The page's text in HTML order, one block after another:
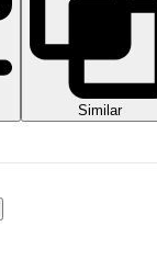
Similar